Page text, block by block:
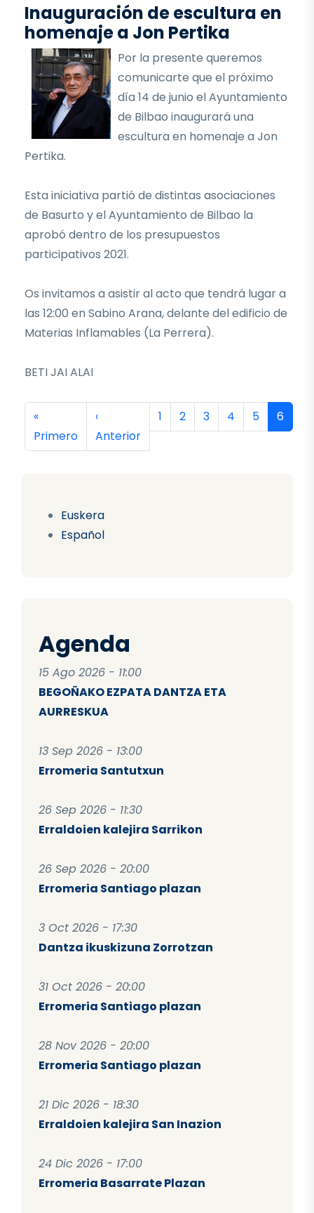
Euskera
Español
Agenda
15 Ago 2026 - 11:00
BEGOÑAKO EZPATA DANTZA ETA
AURRESKUA
13 Sep 2026 - 13:00
Erromeria Santutxun
26 Sep 2026 - 11:30
Erraldoien kalejira Sarrikon
26 Sep 2026 - 20:00
Erromeria Santiago plazan
3 Oct 2026 - 17:30
Dantza ikuskizuna Zorrotzan
31 Oct 2026 - 20:00
Erromeria Santiago plazan
28 Nov 2026 - 20:00
Erromeria Santiago plazan
21 Dic 2026 - 18:30
Erraldoien kalejira San Inazion
24 Dic 2026 - 17:00
Erromeria Basarrate Plazan
Inauguración de escultura en
homenaje a Jon Pertika
Por la presente queremos
comunicarte que el próximo
día 14 de junio el Ayuntamiento
de Bilbao inaugurará una
escultura en homenaje a Jon
Pertika.
Esta iniciativa partió de distintas asociaciones
de Basurto y el Ayuntamiento de Bilbao la
aprobó dentro de los presupuestos
participativos 2021.
Os invitamos a asistir al acto que tendrá lugar a
las 12:00 en Sabino Arana, delante del edificio de
Materias Inflamables (La Perrera).
BETI JAI ALAI
Paginación
Primera página
«
Primero
Página anterior
‹
Anterior
Página
1 Página
2 Página
3 Página
4 Página
5 6